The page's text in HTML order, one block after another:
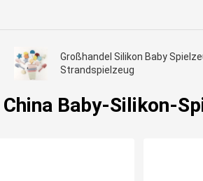
Großhandel Silikon Baby
Strandspielzeug
China Baby-Silikon-